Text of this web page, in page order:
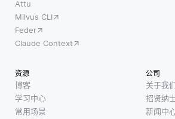
Attu
Milvus CLI
Feder
Claude Context
资源
博客
学习中心
常用场景
公司
关于我
招贤纳
新闻中